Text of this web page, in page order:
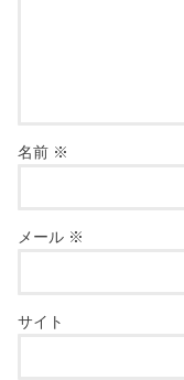
名前 ※
メール ※
サイト